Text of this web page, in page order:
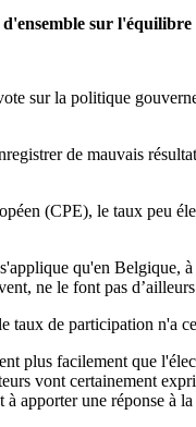
sur l'équilibre
sur la politique
de mauvais
(CPE), le taux peu
qu'en Belgique,
ne le font pas
taux de participation n'a
plus facilement que
vont certainement
apporter une réponse à